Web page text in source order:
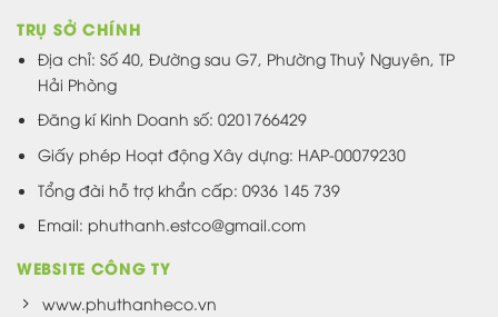
TRỤ SỞ CHÍNH
Địa chỉ: Số 40, Đường sau G7, Phường Thuỷ Nguyên, TP
Hải Phòng
Đăng kí Kinh Doanh số: 0201766429
Giấy phép Hoạt động Xây dựng: HAP-00079230
Tổng đài hỗ trợ khẩn cấp: 0936 145 739
Email: phuthanh.estco@gmail.com
WEBSITE CÔNG TY
www.phuthanheco.vn